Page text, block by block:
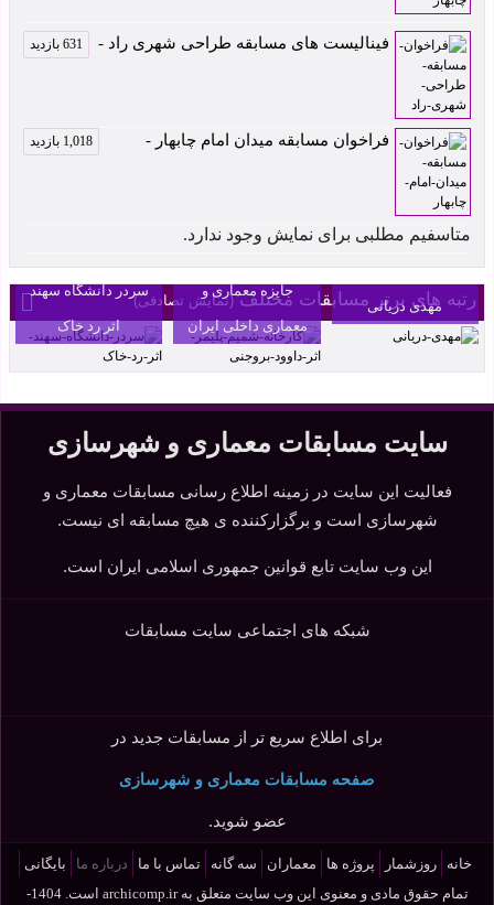
فینالیست های مسابقه طراحی شهری راد - 631 بازدید
فراخوان مسابقه میدان امام چابهار - 1,018 بازدید
متاسفیم مطلبی برای نمایش وجود ندارد.
رتبه های برتر مسابقات مختلف(نمایش تصادفی)
سردر مجموعه
بنکداران آمل اثر
مهدی دریانی
جایزه معماری و
معماری داخلی ایران
سردر دانشگاه سهند
اثر رد خاک
سایت مسابقات معماری و شهرسازی
فعالیت این سایت در زمینه اطلاع رسانی مسابقات معماری و
شهرسازی است و برگزارکننده ی هیچ مسابقه ای نیست.
این وب سایت تابع قوانین جمهوری اسلامی ایران است.
شبکه های اجتماعی سایت مسابقات
برای اطلاع سریع تر از مسابقات جدید در
صفحه مسابقات معماری و شهرسازی
عضو شوید.
خانه روزشمار پروژه ها معماران سه گانه تماس با ما درباره ما
بایگانی
تمام حقوق مادی و معنوی این وب سایت متعلق بهarchicomp.ir است. 1404-